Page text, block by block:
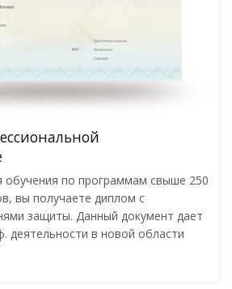
обучения по программам свыше 250
вы получаете диплом с
защиты. Данный документ дает
деятельности в новой области